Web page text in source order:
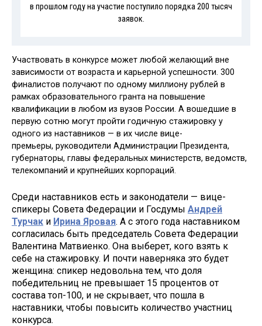
в прошлом году на участие поступило порядка 200 тысяч
заявок.
Участвовать в конкурсе может любой желающий вне
зависимости от возраста и карьерной успешности. 300
финалистов получают по одному миллиону рублей в
рамках образовательного гранта на повышение
квалификации в любом из вузов России. А вошедшие в
первую сотню могут пройти годичную стажировку у
одного из наставников — в их числе вице-
премьеры, руководители Администрации Президента,
губернаторы, главы федеральных министерств, ведомств,
телекомпаний и крупнейших корпораций.
Среди наставников есть и законодатели — вице-
спикеры Совета Федерации и Госдумы Андрей
Турчак и Ирина Яровая. А с этого года наставником
согласилась быть председатель Совета Федерации
Валентина Матвиенко. Она выберет, кого взять к
себе на стажировку. И почти наверняка это будет
женщина: спикер недовольна тем, что доля
победительниц не превышает 15 процентов от
состава топ-100, и не скрывает, что пошла в
наставники, чтобы повысить количество участниц
конкурса.